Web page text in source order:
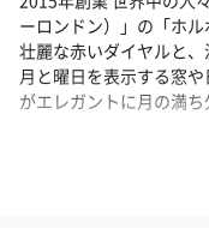
ーロンドン）」の「ホル
壮麗な赤いダイヤルと、
月と曜日を表示する窓
がエレガントに月の満ち
HOLBORN（HL39-